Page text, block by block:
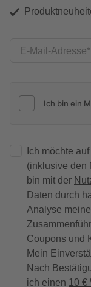
E-Mail-Adresse
Ich möchte
(inklusive den
bin mit der
Daten durch
Analyse
Coupons und
Mein
Nach
ich einen 10 €